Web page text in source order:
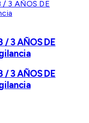
/ 3 AÑOS DE
/ 3 AÑOS DE